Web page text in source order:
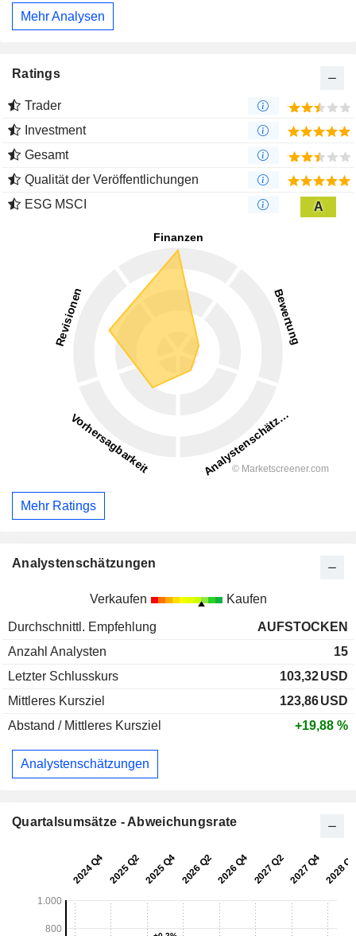
Mehr Analysen
Ratings
Trader
Investment
Gesamt
Qualität der Veröffentlichungen
ESG MSCI
A
Mehr Ratings
Analystenschätzungen
Verkaufen Kaufen
Durchschnittl. Empfehlung
AUFSTOCKEN
Anzahl Analysten
15
Letzter Schlusskurs
103,32USD
Mittleres Kursziel
123,86USD
Abstand / Mittleres Kursziel
+19,88 %
Analystenschätzungen
Quartalsumsätze - Abweichungsrate